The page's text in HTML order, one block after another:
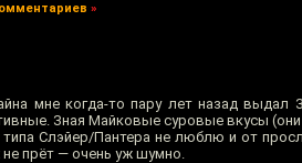
»
мне когда-то пару лет назад
Зная Майковые суровые вкусы
Слэйер/Пантера не люблю и от
не прёт — очень уж шумно.